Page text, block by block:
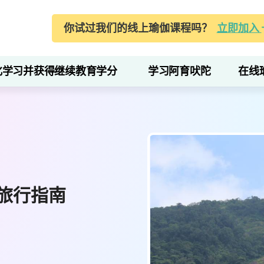
你试过我们的线上瑜伽课程吗？ 立即加入
习并获得继续教育学分 学习阿育吠陀 在线
行指南